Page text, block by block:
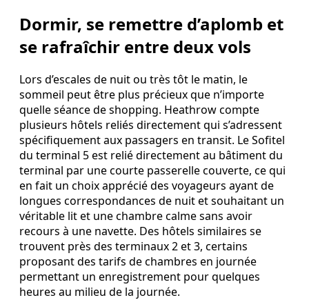
Dormir, se remettre d’aplomb et
se rafraîchir entre deux vols
Lors d’escales de nuit ou très tôt le matin, le
sommeil peut être plus précieux que n’importe
quelle séance de shopping. Heathrow compte
plusieurs hôtels reliés directement qui s’adressent
spécifiquement aux passagers en transit. Le Sofitel
du terminal 5 est relié directement au bâtiment du
terminal par une courte passerelle couverte, ce qui
en fait un choix apprécié des voyageurs ayant de
longues correspondances de nuit et souhaitant un
véritable lit et une chambre calme sans avoir
recours à une navette. Des hôtels similaires se
trouvent près des terminaux 2 et 3, certains
proposant des tarifs de chambres en journée
permettant un enregistrement pour quelques
heures au milieu de la journée.